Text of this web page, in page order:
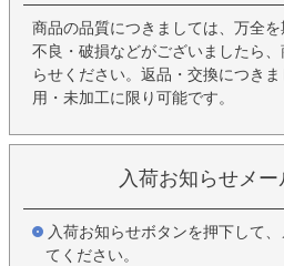
商品の品質につきましては、万全
不良・破損などがございましたら
らせください。返品・交換につき
用・未加工に限り可能です。
入荷お知らせメー
入荷お知らせボタンを押下して
てください。